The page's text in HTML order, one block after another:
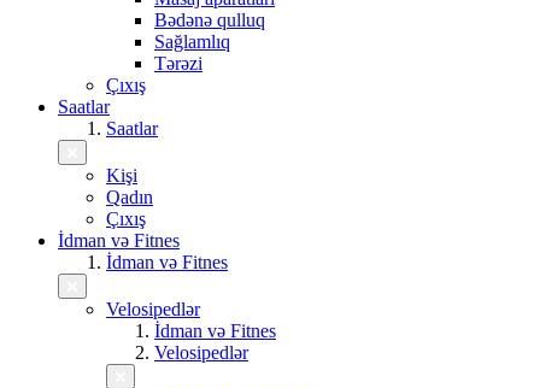
Bədənə qulluq
Sağlamlıq
Tərəzi
Çıxış
Saatlar
Saatlar
Kişi
Qadın
Çıxış
İdman və Fitnes
İdman və Fitnes
Velosipedlər
İdman və Fitnes
Velosipedlər